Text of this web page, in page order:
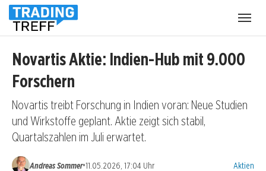
Novartis Aktie: Indien-Hub mit 9.000
Forschern
Novartis treibt Forschung in Indien voran: Neue Studien
und Wirkstoffe geplant. Aktie zeigt sich stabil,
Quartalszahlen im Juli erwartet.
Andreas Sommer•11.05.2026, 17:04 Uhr Aktien